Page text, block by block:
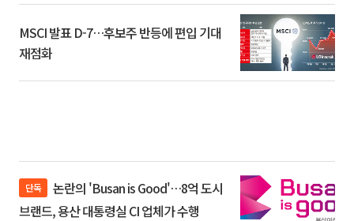
MSCI 발표 D-7…후보주 반등에 편입 기대
재점화
단독
브랜드, 용산 대통령실 CI 업체가 수행